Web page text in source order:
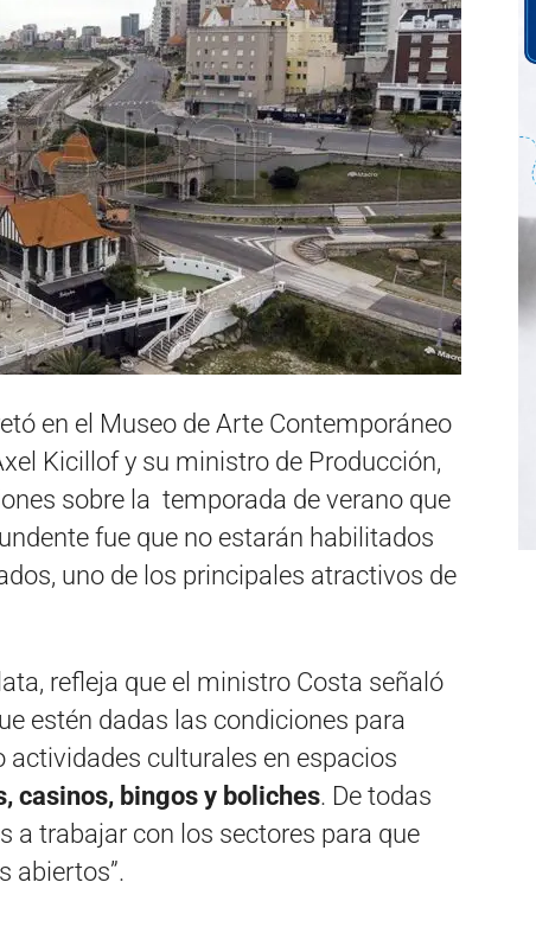
en el Museo de Arte Contemporáneo
Kicillof y su ministro de Producción,
sobre la temporada de verano que
fue que no estarán habilitados
uno de los principales atractivos de
refleja que el ministro Costa señaló
estén dadas las condiciones para
culturales en espacios
casinos, bingos y boliches. De todas
a trabajar con los sectores para que
abiertos”.